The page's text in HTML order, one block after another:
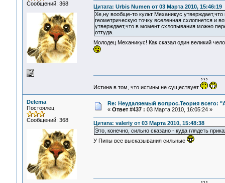
Сообщений: 368
Цитата: Urbis Numen от 03 Марта 2010, 15:46:19
Хе,ну вообще-то культ Механикус
геометрическую точку вселенная схлопнется и
утверждает,что в момент схлопывания можно
оттуда.
Молодец Механикус! Как сказал один великий
Истина в том, что истины не существует
Delema
Постоялец
Сообщений: 368
Re: Неудаляемый вопрос.Теория всего:
« Ответ #437 : 03 Марта 2010, 16:05:24 »
Цитата: valeriy от 03 Марта 2010, 15:48:38
Это, конечно, сильно сказано - куда глядеть
У Пипы все высказывания сильные